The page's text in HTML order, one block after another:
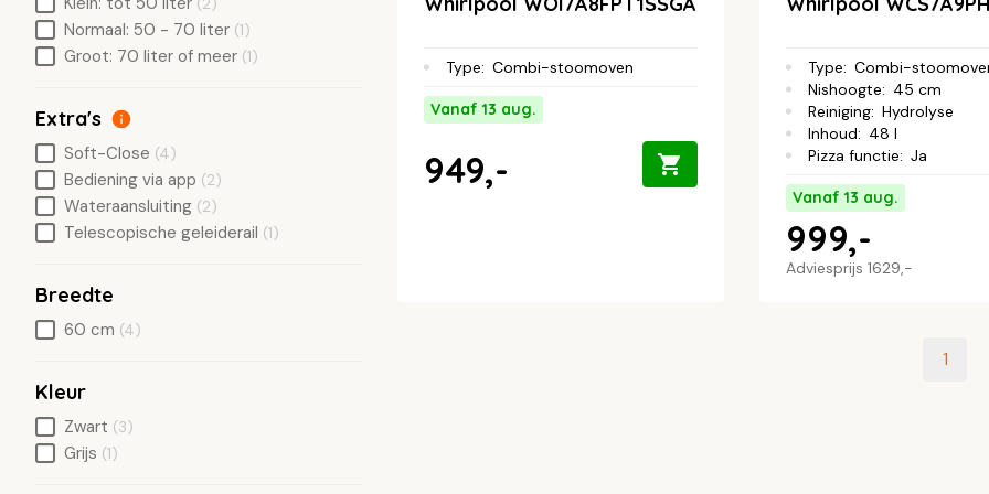
Type: Combi-stoomoven
Vanaf 13 aug.
949,-
Type: Combi-
Nishoogte: 45 cm
Reiniging: Hydrolyse
Inhoud: 48 l
Pizza functie: Ja
Vanaf 13 aug.
Adviesprijs 1629,-
999,-
1
Normaal: 50 - 70 liter (1)
Groot: 70 liter of meer (1)
Extra's
Soft-Close (4)
Bediening via app (2)
Wateraansluiting (2)
Telescopische geleiderail (1)
Breedte
60 cm (4)
Kleur
Zwart (3)
Grijs (1)